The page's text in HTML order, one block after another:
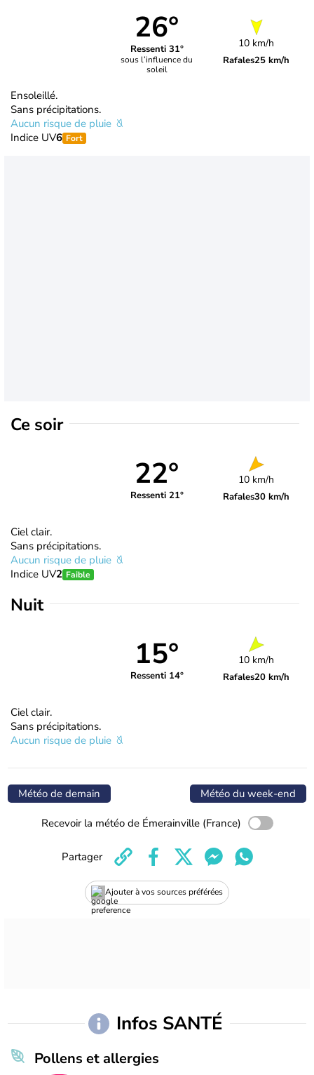
26°
Ressenti 31°
sous l’influence du
soleil
10 km/h
Rafales25 km/h
Ensoleillé.
Sans précipitations.
Aucun risque de pluie
Indice UV6 Fort
Ce soir
22°
Ressenti 21°
10 km/h
Rafales30 km/h
Ciel clair.
Sans précipitations.
Aucun risque de pluie
Indice UV2 Faible
Nuit
15°
Ressenti 14°
10 km/h
Rafales20 km/h
Ciel clair.
Sans précipitations.
Aucun risque de pluie
Météo de demain Météo du week-end
Recevoir la météo de Émerainville (France)
Ajouter à vos sources préférées
Partager
Infos SANTÉ
Pollens et allergies